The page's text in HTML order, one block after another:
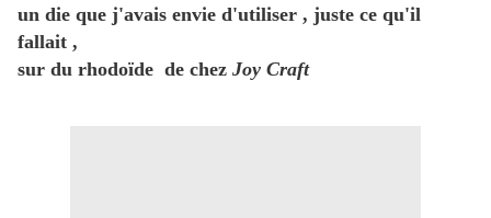
un die que j'avais envie d'utiliser , juste ce qu'il
fallait ,
sur du rhodoïde de chez Joy Craft